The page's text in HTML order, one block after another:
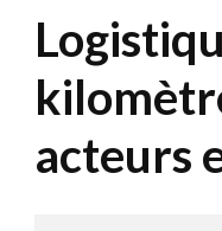
acteurs